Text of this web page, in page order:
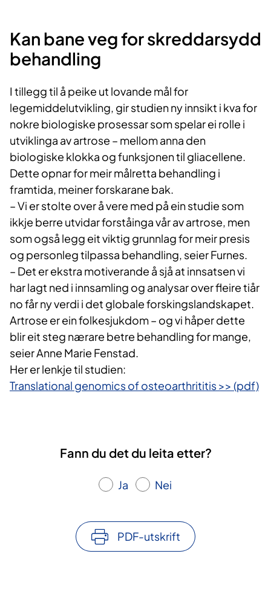
Kan bane veg for skreddarsydd
behandling
I tillegg til å peike ut lovande mål for
legemiddelutvikling, gir studien ny innsikt i kva for
nokre biologiske prosessar som spelar ei rolle i
utviklinga av artrose – mellom anna den
biologiske klokka og funksjonen til gliacellene.
Dette opnar for meir målretta behandling i
framtida, meiner forskarane bak.
– Vi er stolte over å vere med på ein studie som
ikkje berre utvidar forståinga vår av artrose, men
som også legg eit viktig grunnlag for meir presis
og personleg tilpassa behandling, seier Furnes.
– Det er ekstra motiverande å sjå at innsatsen vi
har lagt ned i innsamling og analysar over fleire tiår
no får ny verdi i det globale forskingslandskapet.
Artrose er ein folkesjukdom – og vi håper dette
blir eit steg nærare betre behandling for mange,
seier Anne Marie Fenstad.
Her er lenkje til studien:
Translational genomics of osteoarthrititis >> (pdf)
Fann du det du leita etter?
Ja Nei
PDF-utskrift